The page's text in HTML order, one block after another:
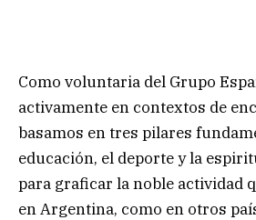
Como voluntaria del Grupo
activamente en contextos de
basamos en tres pilares
educación, el deporte y la
para graficar la noble actividad
en Argentina, como en otros